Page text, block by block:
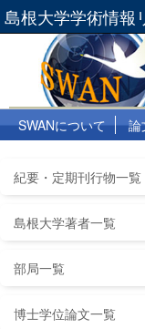
島根大学学術情報
SWANについて 論
紀要・定期刊行物一覧
島根大学著者一覧
部局一覧
博士学位論文一覧